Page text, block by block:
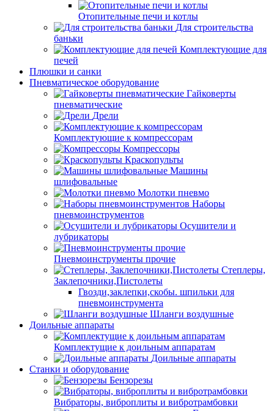
Отопительные печи и котлы
Для строительства
баньки
Комплектующие для
печей
Плюшки и санки
Пневматическое оборудование
Гайковерты
пневматические
Дрели
Комплектующие к компрессорам
Компрессоры
Краскопульты
Машины
шлифовальные
Молотки пневмо
Наборы
пневмоинструментов
Осушители и
лубрикаторы
Пневмоинструменты прочие
Степлеры,
Заклепочники,Пистолеты
Гвозди,заклепки,скобы. шпильки для
пневмоинструмента
Шланги воздушные
Доильные аппараты
Комплектущие к доильным аппаратам
Доильные аппараты
Станки и оборудование
Бензорезы
Вибраторы, виброплиты и вибротрамбовки